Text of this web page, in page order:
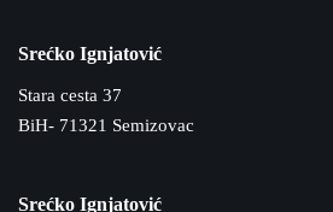
Srećko Ignjatović
Stara cesta 37
BiH- 71321 Semizovac
Srećko Ignjatović